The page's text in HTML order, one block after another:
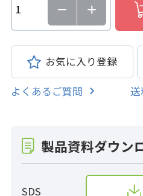
お気に入り登録
よくあるご質問
製品資料ダウン
SDS